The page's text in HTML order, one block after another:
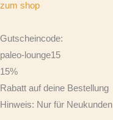
zum shop
Gutscheincode:
paleo-lounge15
15%
Rabatt auf deine Bestellung
Hinweis: Nur für Neukunden